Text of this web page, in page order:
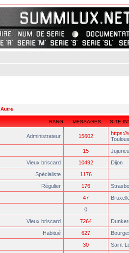
Autre
RANG MESSAGES SITE
Administrateur 15602
https://
15
Vieux briscard
10492 Dijon
Spécialiste
1176
Régulier
176
47
0
Vieux briscard
7264
Habitué
627
30 Saint-